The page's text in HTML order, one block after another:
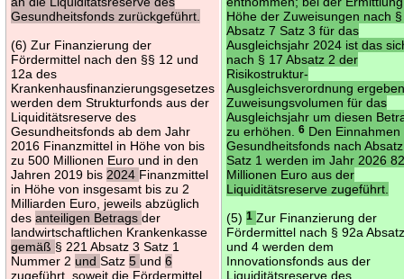
Gesundheitsfonds zurückgeführt.
(6) Zur Finanzierung der
Fördermittel nach den §§ 12 und
12a des
Krankenhausfinanzierungsgesetzes
werden dem Strukturfonds aus der
Liquiditätsreserve des
Gesundheitsfonds ab dem Jahr
2016 Finanzmittel in Höhe von bis
zu 500 Millionen Euro und in den
Jahren 2019 bis 2024 Finanzmittel
in Höhe von insgesamt bis zu 2
Milliarden Euro, jeweils abzüglich
desanteiligen Betragsder
landwirtschaftlichen Krankenkasse
gemäß § 221 Absatz 3 Satz 1
Nummer 2 undSatz5und6
zugeführt, soweit die Fördermittel
Höhe der Zuweisungen nach
Absatz 7 Satz 3 für das
Ausgleichsjahr 2024 ist das
nach § 17 Absatz 2 der
Risikostruktur-
Ausgleichsverordnung
Zuweisungsvolumen für das
Ausgleichsjahr um diesen
zu erhöhen.6 Den Einnahmen
Gesundheitsfonds nach
Satz 1 werden im Jahr 2026
Millionen Euro aus der
Liquiditätsreserve zugeführt.
(5)1 Zur Finanzierung der
Fördermittel nach § 92a
und 4 werden dem
Innovationsfonds aus der
Liquiditätsreserve des